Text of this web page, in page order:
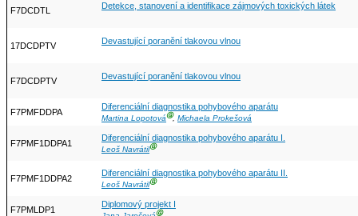
F7DCDTL Detekce, stanovení a identifikace zájmových toxických látek
17DCDPTV Devastující poranění tlakovou vlnou
F7DCDPTV Devastující poranění tlakovou vlnou
F7PMFDDPA
Diferenciální diagnostika pohybového aparátu
Martina LopotováⒼ, Michaela Prokešová
F7PMF1DDPA1
Diferenciální diagnostika pohybového aparátu I.
Leoš NavrátilⒼ
F7PMF1DDPA2
Diferenciální diagnostika pohybového aparátu II.
Leoš NavrátilⒼ
F7PMLDP1
Diplomový projekt I
Ⓖ